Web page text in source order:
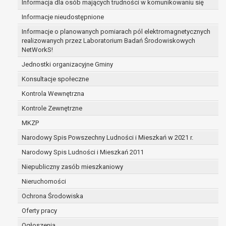
Informacja dla osób mających trudności w komunikowaniu się
Informacje nieudostępnione
Informacje o planowanych pomiarach pól elektromagnetycznych
realizowanych przez Laboratorium Badań Środowiskowych
NetWorkS!
Jednostki organizacyjne Gminy
Konsultacje społeczne
Kontrola Wewnętrzna
Kontrole Zewnętrzne
MKZP
Narodowy Spis Powszechny Ludności i Mieszkań w 2021 r.
Narodowy Spis Ludności i Mieszkań 2011
Niepubliczny zasób mieszkaniowy
Nieruchomości
Ochrona Środowiska
Oferty pracy
zabezpieczenia ewentualnych roszczeń, a w
przypadku wyrażenia zgody na przetwarzanie
danych po zakończeniu i rozliczeniu umowy, do
czasu wycofania tej zgody.
Ponadto w przypadku umów o dofinansowanie
dane osobowe od momentu pozyskania
przechowywane są przez okres wynikający z
umowy o dofinansowanie zawartej między
beneficjentem a określoną instytucją, trwałości
danego projektu i konieczności zachowania
dokumentacji projektu do celów kontrolnych.
W związku z przetwarzaniem przez
administratora danych osobowych przysługuje
Pani/Panu:
prawo dostępu do treści danych oraz
otrzymywania ich kopii na podstawie art. 15
RODO;
prawo do żądania sprostowania danych na
w przypadku gdy: